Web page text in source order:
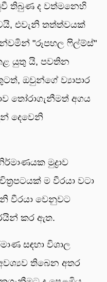
තිබුණ ද වත්මනෙහි
එවැනි තත්ත්වයක්
"රූපහල ෆිල්ම්ස්"
යුතු යි, පවතින
ඔවුන්ගේ ව්‍යාපාර
තෝරාගැනීමත් අගය
දෙවෙනි
මුද්‍රාව
ම වීරයා වටා
වීරයා වෙනුවට
කර ඇත.
සඳහා විශාල
තිබෙන අතර